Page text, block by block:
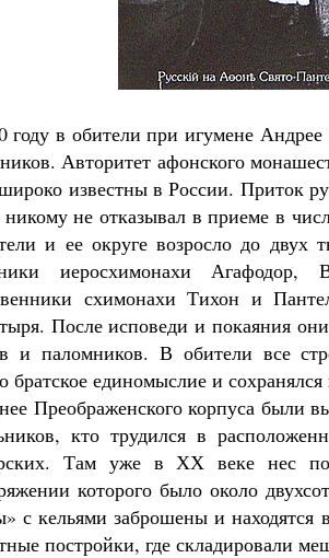
году в обители при игумене
Авторитет афонского
известны в России. Приток
не отказывал в приеме в
и ее округе возросло до
иеросхимонахи
схимонахи Тихон и
После исповеди и покаяния
и паломников. В обители все
братское единомыслие и
Преображенского корпуса были
кто трудился в
Там уже в ХХ веке нес
которого было около
с кельями заброшены и
постройки, где складировали